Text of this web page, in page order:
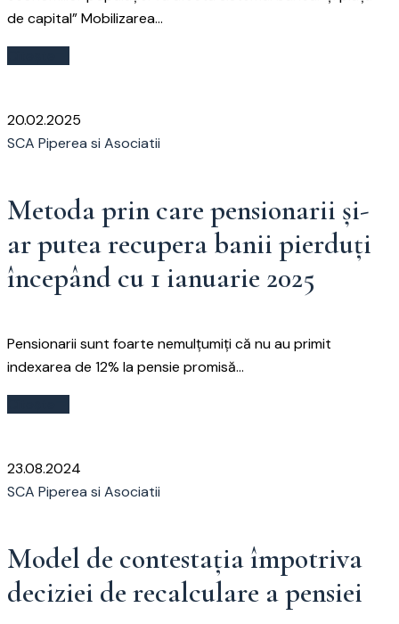
de capital” Mobilizarea...
20.02.2025
SCA Piperea si Asociatii
Metoda prin care pensionarii și-
ar putea recupera banii pierduți
începând cu 1 ianuarie 2025
Pensionarii sunt foarte nemulțumiți că nu au primit
indexarea de 12% la pensie promisă...
23.08.2024
SCA Piperea si Asociatii
Model de contestația împotriva
deciziei de recalculare a pensiei